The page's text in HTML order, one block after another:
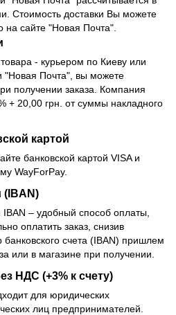
Стоимость доставки Вы можете
на сайте "Новая Почта".
- курьером по Киеву или
"Новая Почта", вы можете
получении заказа. Компания
+ 20,00 грн. от суммы накладного
картой
банковской картой VISA и
WayForPay.
(IBAN)
– удобный способ оплаты,
оплатить заказ, снизив
счета (IBAN) пришлем
или в магазине при получении.
НДС (+3% к счету)
для юридических
лиц предпринимателей.